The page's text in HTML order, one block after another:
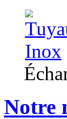
Notre